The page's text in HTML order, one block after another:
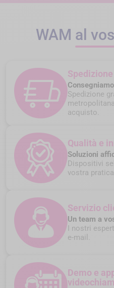
WAM al
Spedizione
acquisto.
Qualità e
Soluzioni
Dispositivi
vostra
Servizio
Un team a
I nostri
e-mail.
Demo e